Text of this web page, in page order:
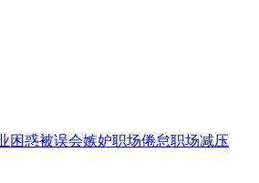
困惑被误会嫉妒职场倦怠职场减压